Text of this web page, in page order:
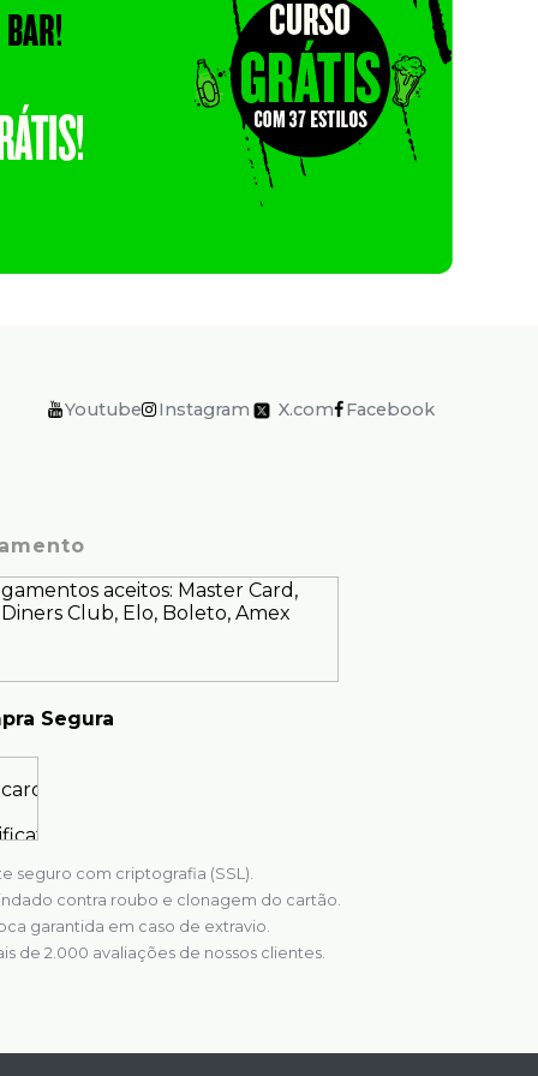
Youtube Instagram X.com Facebook
Segura
seguro com criptografia (SSL).
contra roubo e clonagem do cartão.
garantida em caso de extravio.
de 2.000 avaliações de nossos clientes.